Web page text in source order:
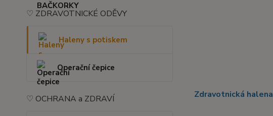
♡ ZDRAVOTNICKÉ ODĚVY
Haleny s potiskem
Operační čepice
♡ OCHRANA a ZDRAVÍ Zdravotnická halena